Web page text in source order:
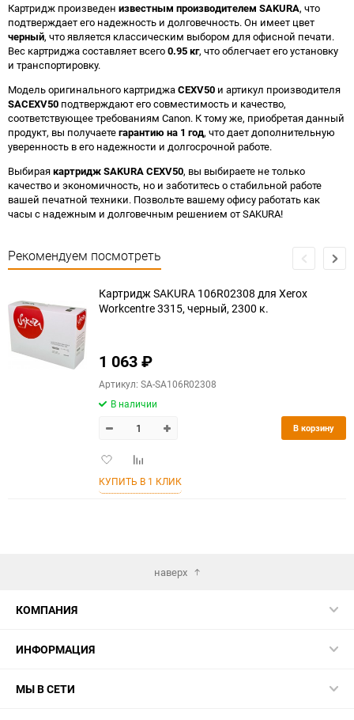
Картридж произведен известным производителем SAKURA, что
подтверждает его надежность и долговечность. Он имеет цвет
черный, что является классическим выбором для офисной печати.
Вес картриджа составляет всего0.95 кг, что облегчает его установку
и транспортировку.
Модель оригинального картриджаCEXV50 и артикул производителя
SACEXV50 подтверждают его совместимость и качество,
соответствующее требованиям Canon. К тому же, приобретая данный
продукт, вы получаетегарантию на 1 год, что дает дополнительную
уверенность в его надежности и долгосрочной работе.
Выбираякартридж SAKURA CEXV50, вы выбираете не только
качество и экономичность, но и заботитесь о стабильной работе
вашей печатной техники. Позвольте вашему офису работать как
часы с надежным и долговечным решением от SAKURA!
Рекомендуем посмотреть
Картридж SAKURA 106R02308 для Xerox
Workcentre 3315, черный, 2300 к.
1 063₽
Артикул: SA-SA106R02308
В наличии
Добавить
избранное
Добавить
сравнению
В корзину
КУПИТЬ В 1 КЛИК
наверх
КОМПАНИЯ
ИНФОРМАЦИЯ
МЫ В СЕТИ